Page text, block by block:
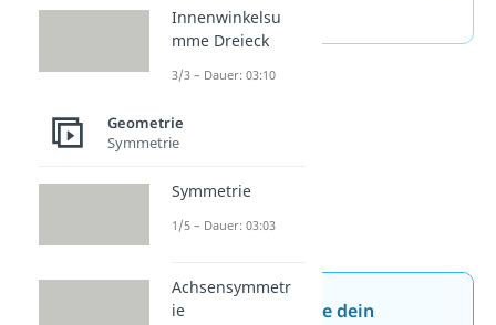
(ausklappen)
Jetzt neu: Teste dein
Innenwinkelsu
mme Dreieck
3/3 – Dauer: 03:10
Geometrie
Symmetrie
Symmetrie
1/5 – Dauer: 03:03
Achsensymmetr
ie